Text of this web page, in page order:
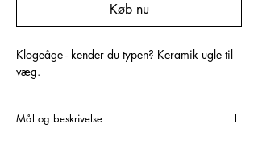
Køb nu
Klogeåge - kender du typen? Keramik ugle til
væg.
Mål og beskrivelse